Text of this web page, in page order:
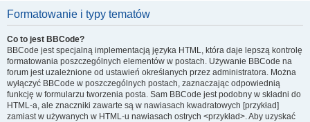
Formatowanie i typy tematów
Co to jest BBCode?
BBCode jest specjalną implementacją języka HTML, która daje lepszą kontrolę
formatowania poszczególnych elementów w postach. Używanie BBCode na
forum jest uzależnione od ustawień określanych przez administratora. Można
wyłączyć BBCode w poszczególnych postach, zaznaczając odpowiednią
funkcję w formularzu tworzenia posta. Sam BBCode jest podobny w składni do
HTML-a, ale znaczniki zawarte są w nawiasach kwadratowych [przykład]
zamiast w używanych w HTML-u nawiasach ostrych <przykład>. Aby uzyskać